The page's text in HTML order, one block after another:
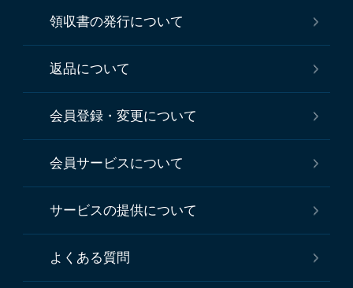
領収書の発行について
返品について
会員登録・変更について
会員サービスについて
サービスの提供について
よくある質問